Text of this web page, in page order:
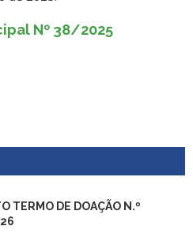
Nº 38/2025
TERMO DE DOAÇÃO N.º